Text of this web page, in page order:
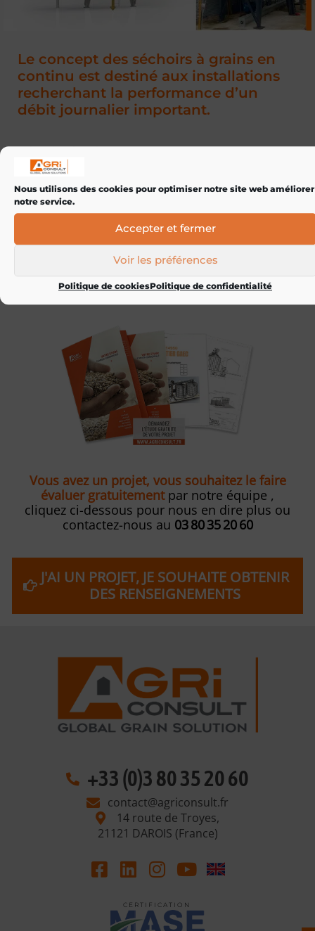
Nous utilisons des cookies pour optimiser notre site web améliorer
notre service.
Accepter et fermer
Voir les préférences
Politique de cookiesPolitique de confidentialité
Le concept des séchoirs à grains en
continu est destiné aux installations
recherchant la performance d’un
débit journalier important.
Selon les besoins, AGRICONSULT peut proposer son
modèle standard de séchoirs à grains en continu, à
économiseur simplifiéou économiseur intégré.
Fiche technique
Vous avez un projet, vous souhaitez le faire
évaluer gratuitementpar notre équipe ,
cliquez ci-dessous pour nous en dire plus ou
contactez-nous au 03 80 35 20 60
J'AI UN PROJET, JE SOUHAITE OBTENIR
DES RENSEIGNEMENTS
+33 (0)3 80 35 20 60
contact@agriconsult.fr
14 route de Troyes,
21121 DAROIS (France)
C E R T I F I C A T I O N